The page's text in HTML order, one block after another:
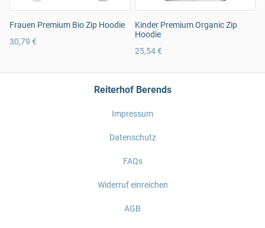
Frauen Premium Bio Zip Hoodie
30,79 €
Kinder Premium Organic Zip
Hoodie
25,54 €
Reiterhof Berends
Impressum
Datenschutz
FAQs
Widerruf einreichen
AGB